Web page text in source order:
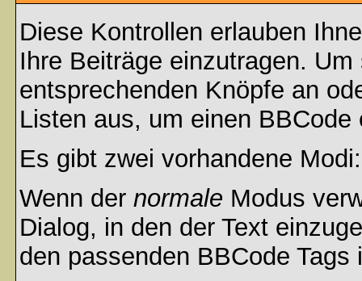
Diese Kontrollen erlauben
Ihre Beiträge einzutragen.
entsprechenden Knöpfe an
Listen aus, um einen BBCode
Es gibt zwei vorhandene
Wenn der normale Modus
Dialog, in den der Text
den passenden BBCode